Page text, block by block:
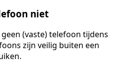
niet
(vaste) telefoon tijdens
zijn veilig buiten een